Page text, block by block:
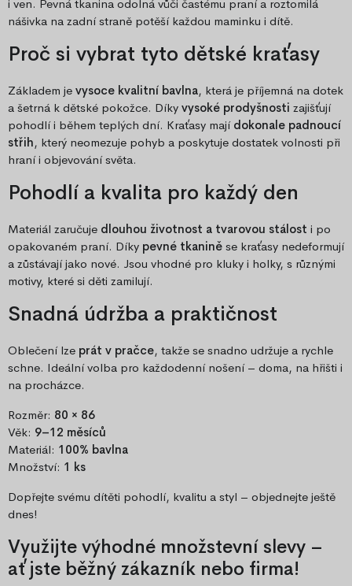
i ven. Pevná tkanina odolná vůči častému praní a roztomilá
nášivka na zadní straně potěší každou maminku i dítě.
Proč si vybrat tyto dětské kraťasy
Základem je vysoce kvalitní bavlna, která je příjemná na dotek
a šetrná k dětské pokožce. Díky vysoké prodyšnosti zajišťují
pohodlí i během teplých dní. Kraťasy mají dokonale padnoucí
střih, který neomezuje pohyb a poskytuje dostatek volnosti při
hraní i objevování světa.
Pohodlí a kvalita pro každý den
Materiál zaručuje dlouhou životnost a tvarovou stálost i po
opakovaném praní. Díky pevné tkanině se kraťasy nedeformují
a zůstávají jako nové. Jsou vhodné pro kluky i holky, s různými
motivy, které si děti zamilují.
Snadná údržba a praktičnost
Oblečení lze prát v pračce, takže se snadno udržuje a rychle
schne. Ideální volba pro každodenní nošení – doma, na hřišti i
na procházce.
Rozměr: 80 × 86
Věk: 9–12 měsíců
Materiál: 100% bavlna
Množství: 1 ks
Dopřejte svému dítěti pohodlí, kvalitu a styl – objednejte ještě
dnes!
Využijte výhodné množstevní slevy –
ať jste běžný zákazník nebo firma!